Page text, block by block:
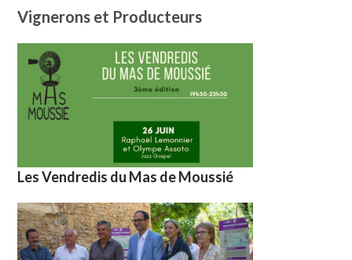
Vignerons et Producteurs
Les Vendredis du Mas de Moussié